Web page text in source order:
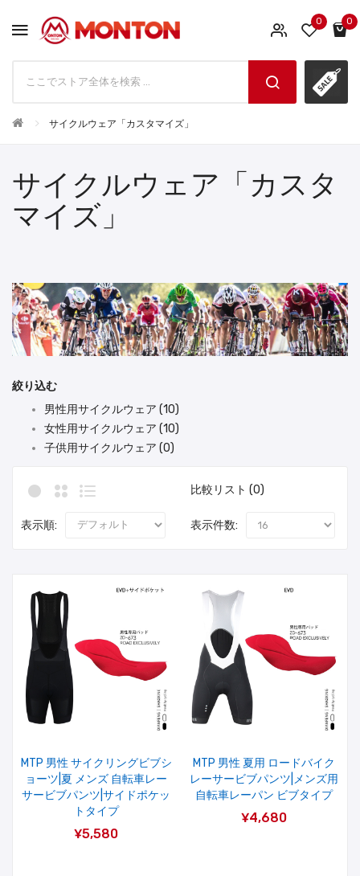
0 0
サイクルウェア「カスタマイズ」
サイクルウェア「カスタ
マイズ」
絞り込む
男性用サイクルウェア (10)
女性用サイクルウェア (10)
子供用サイクルウェア (0)
比較リスト (0)
表示順: 表示件数:
MTP 男性 サイクリングビブシ
ョーツ|夏 メンズ 自転車レー
サービブパンツ|サイドポケッ
トタイプ
¥5,580
MTP 男性 夏用 ロードバイク
レーサービブパンツ|メンズ用
自転車レーパン ビブタイプ
¥4,680